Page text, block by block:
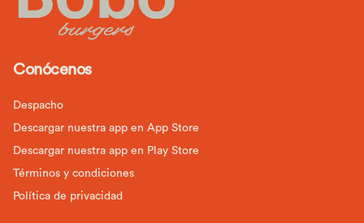
Conócenos
Despacho
Descargar nuestra app en App Store
Descargar nuestra app en Play Store
Términos y condiciones
Política de privacidad